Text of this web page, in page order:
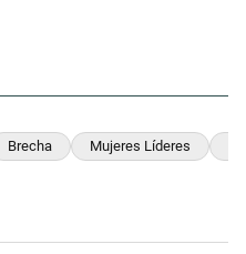
Brecha Mujeres Líderes